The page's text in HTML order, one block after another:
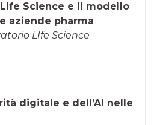
Science e il modello
aziende pharma
LIfe Science
digitale e dell’AI nelle